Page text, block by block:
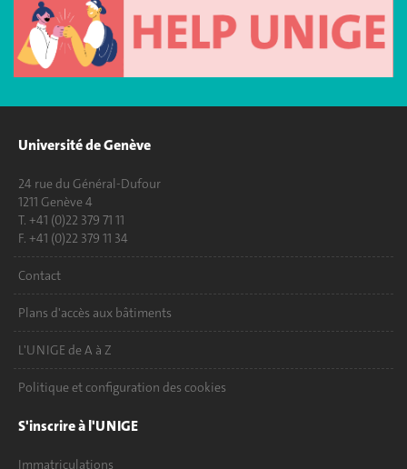
Université de Genève
24 rue du Général-Dufour
1211 Genève 4
T. +41 (0)22 379 71 11
F. +41 (0)22 379 11 34
Contact
Plans d'accès aux bâtiments
L'UNIGE de A à Z
Politique et configuration des cookies
S'inscrire à l'UNIGE
Immatriculations